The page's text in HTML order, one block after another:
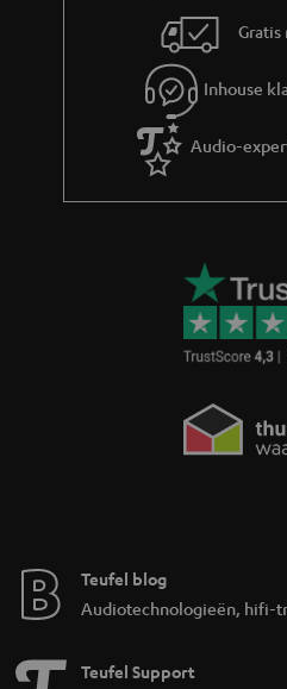
Inhouse
Audio-
Teufel blog
Audiotechnologieën, hifi-
Teufel Support